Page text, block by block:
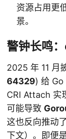
资源占用更
景。
警钟长鸣
2025 年 11 月
64329) 给 Go
CRI Attach 实
可能导致
这也反向推动
下文）。即便